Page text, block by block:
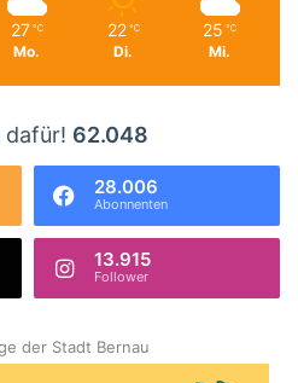
27 ℃
Mo.
22 ℃
Di.
25 ℃
Mi.
dafür! 62.048
28.006
Abonnenten
13.915
Follower
der Stadt Bernau